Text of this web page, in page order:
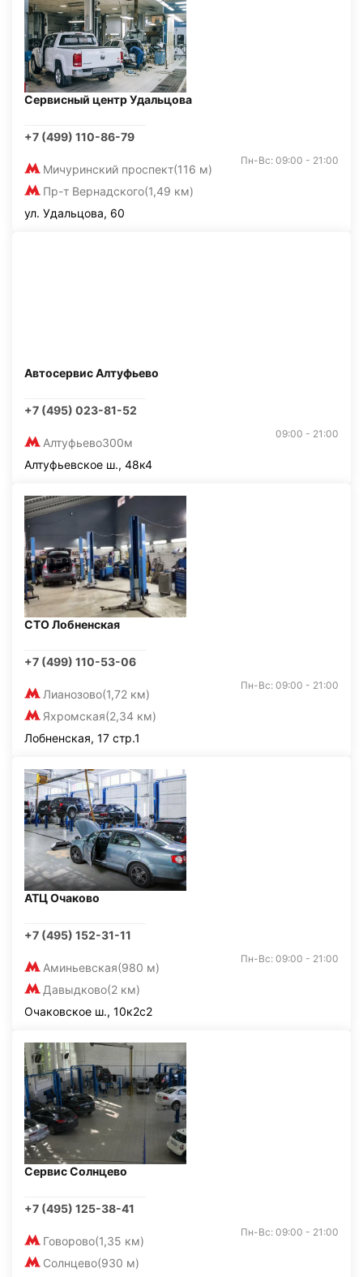
Сервисный центр Удальцова
+7 (499) 110-86-79
Мичуринский проспект(116 м)
Пр-т Вернадского(1,49 км)
Пн-Вс: 09:00 - 21:00
ул. Удальцова, 60
Автосервис Алтуфьево
+7 (495) 023-81-52
Алтуфьево300м
09:00 - 21:00
Алтуфьевское ш., 48к4
СТО Лобненская
+7 (499) 110-53-06
Лианозово(1,72 км)
Яхромская(2,34 км)
Пн-Вс: 09:00 - 21:00
Лобненская, 17 стр.1
АТЦ Очаково
+7 (495) 152-31-11
Аминьевская(980 м)
Давыдково(2 км)
Пн-Вс: 09:00 - 21:00
Очаковское ш., 10к2с2
Сервис Солнцево
+7 (495) 125-38-41
Говорово(1,35 км)
Солнцево(930 м)
Пн-Вс: 09:00 - 21:00